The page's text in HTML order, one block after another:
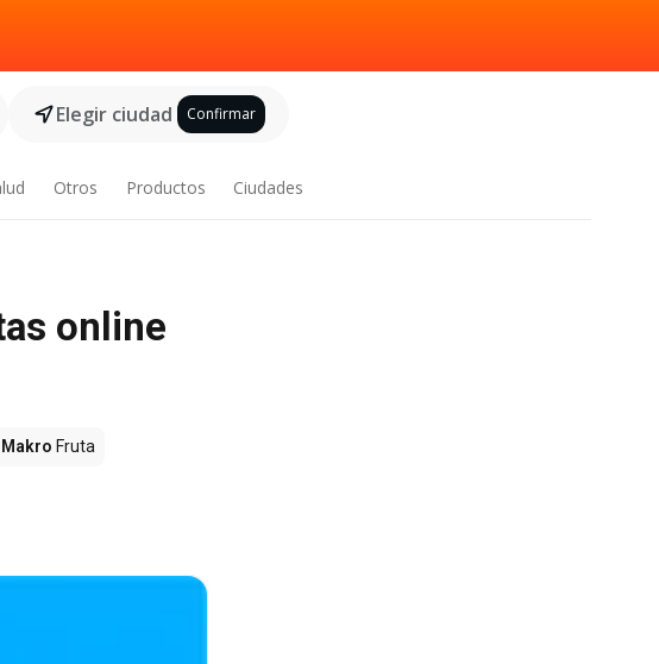
Elegir ciudad Confirmar
Otros Productos Ciudades
online
Makro Fruta